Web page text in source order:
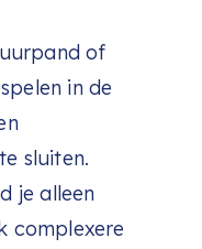
of
in de
sluiten.
je alleen
complexere